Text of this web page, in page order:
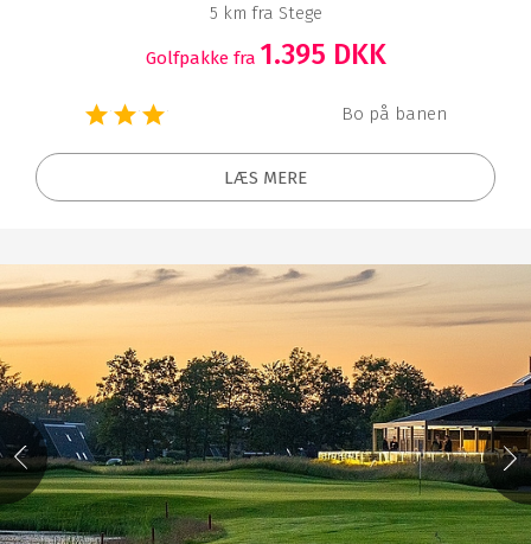
5 km fra Stege
Golfpakke fra 1.395 DKK
Bo på banen
LÆS MERE